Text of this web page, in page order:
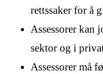
rettssaker for å
Assessorer kan
sektor og i
Assessorer må